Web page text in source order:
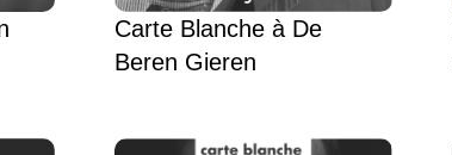
Carte Blanche à De
Beren Gieren